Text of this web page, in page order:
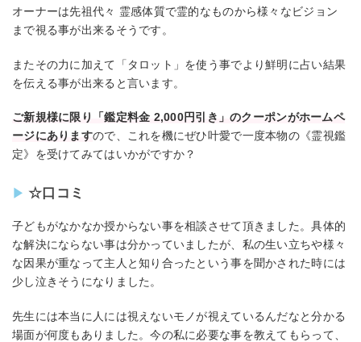
オーナーは先祖代々 霊感体質で霊的なものから様々なビジョン
まで視る事が出来るそうです。
またその力に加えて「タロット」を使う事でより鮮明に占い結果
を伝える事が出来ると言います。
ご新規様に限り「鑑定料金 2,000円引き」のクーポンがホームペ
ージにありますので、これを機にぜひ叶愛で一度本物の《霊視鑑
定》を受けてみてはいかがですか？
☆口コミ
子どもがなかなか授からない事を相談させて頂きました。具体的
な解決にならない事は分かっていましたが、私の生い立ちや様々
な因果が重なって主人と知り合ったという事を聞かされた時には
少し泣きそうになりました。
先生には本当に人には視えないモノが視えているんだなと分かる
場面が何度もありました。今の私に必要な事を教えてもらって、